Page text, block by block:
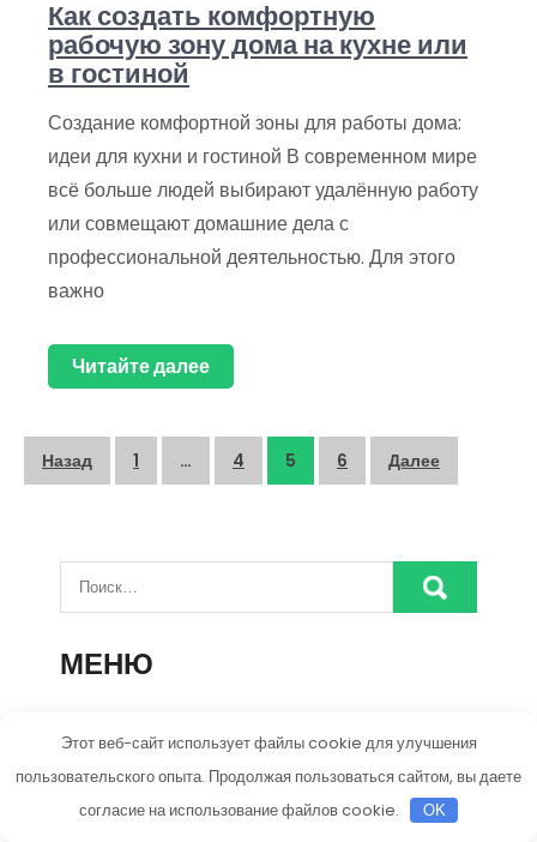
Как создать комфортную
рабочую зону дома на кухне или
в гостиной
Создание комфортной зоны для работы дома:
идеи для кухни и гостиной В современном мире
всё больше людей выбирают удалённую работу
или совмещают домашние дела с
профессиональной деятельностью. Для этого
важно
Читайте далее
Пагинация
Назад 1 … 4 5 6 Далее
МЕНЮ
Дизайн интерьера и оформление дома
Мебель и интерьерные решения
Этот веб-сайт использует файлы cookie для улучшения
пользовательского опыта. Продолжая пользоваться сайтом, вы даете
согласие на использование файлов cookie.
OK